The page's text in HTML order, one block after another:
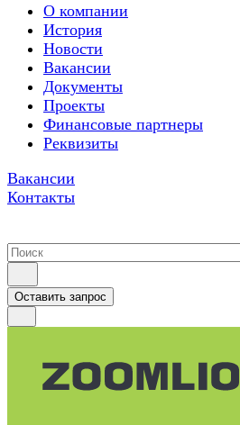
О компании
История
Новости
Вакансии
Документы
Проекты
Финансовые партнеры
Реквизиты
Вакансии
Контакты
Оставить запрос